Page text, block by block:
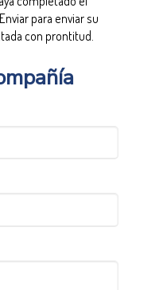
para enviar su
con prontitud.